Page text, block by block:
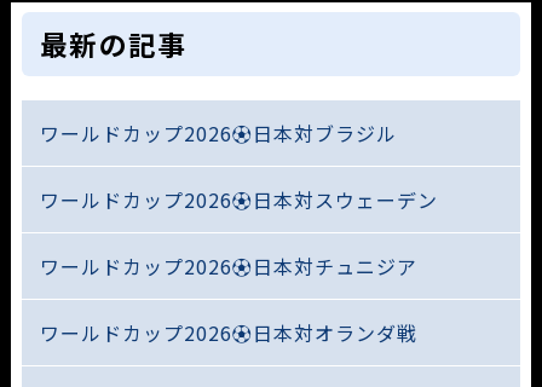
最新の記事
ワールドカップ2026⚽日本対ブラジル
ワールドカップ2026⚽日本対スウェーデン
ワールドカップ2026⚽日本対チュニジア
ワールドカップ2026⚽日本対オランダ戦